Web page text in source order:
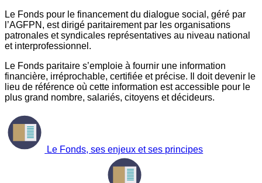
Le Fonds pour le financement du dialogue social, géré par
l’AGFPN, est dirigé paritairement par les organisations
patronales et syndicales représentatives au niveau national
et interprofessionnel.
Le Fonds paritaire s’emploie à fournir une information
financière, irréprochable, certifiée et précise. Il doit devenir le
lieu de référence où cette information est accessible pour le
plus grand nombre, salariés, citoyens et décideurs.
Le Fonds, ses enjeux et ses principes